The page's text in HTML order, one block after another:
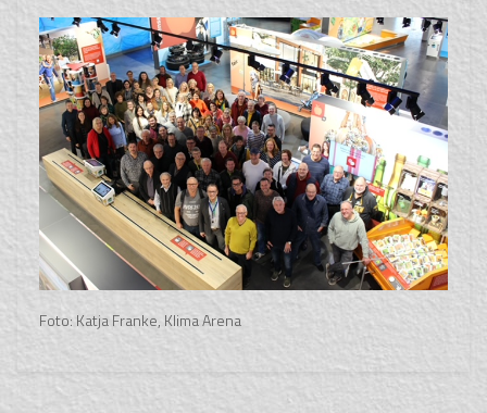
Foto: Katja Franke, Klima Arena